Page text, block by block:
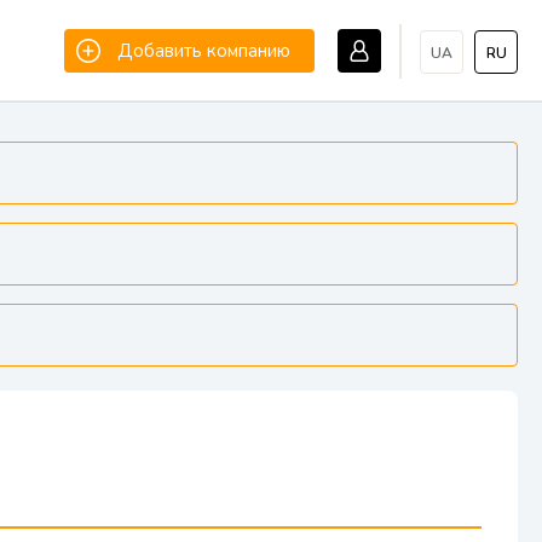
UA RU
Добавить компанию